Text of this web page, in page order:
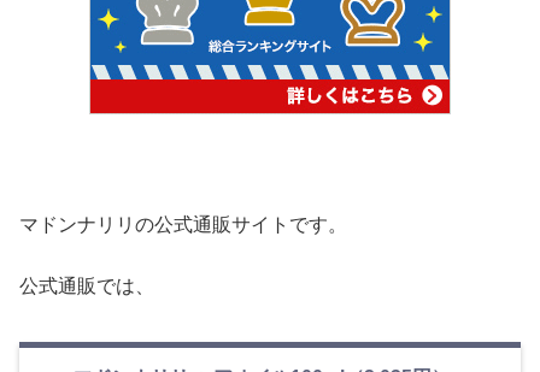
マドンナリリの公式通販サイトです。
公式通販では、